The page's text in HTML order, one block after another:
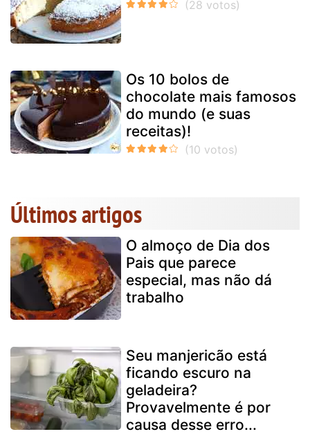
Os 10 bolos de
chocolate mais famosos
do mundo (e suas
receitas)!
Últimos artigos
O almoço de Dia dos
Pais que parece
especial, mas não dá
trabalho
Seu manjericão está
ficando escuro na
geladeira?
Provavelmente é por
causa desse erro...